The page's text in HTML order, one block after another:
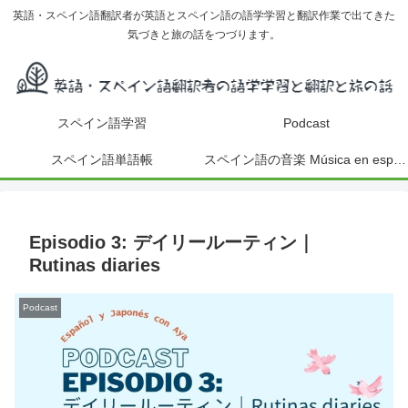
英語・スペイン語翻訳者が英語とスペイン語の語学学習と翻訳作業で出てきた
気づきと旅の話をつづります。
スペイン語学習 Podcast
スペイン語単語帳
Episodio 3: デイリールーティン｜
Rutinas diaries
Podcast